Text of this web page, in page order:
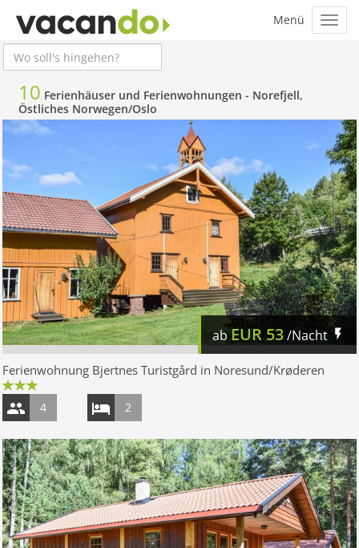
10 Ferienhäuser und Ferienwohnungen - Norefjell,
Östliches Norwegen/Oslo
ab EUR 53/Nacht
Ferienwohnung Bjertnes Turistgård in Noresund/Krøderen
4 2